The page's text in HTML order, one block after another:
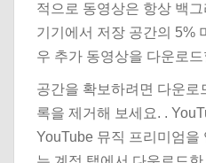
적으로 동영상은 항상 백
기기에서 저장 공간의 5%
우 추가 동영상을 다운로
공간을 확보하려면 다운로
록을 제거해 보세요. .
YouTube 뮤직 프리미엄을